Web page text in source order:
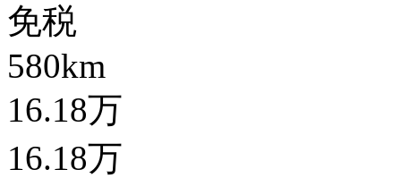
免税
580km
16.18万
16.18万